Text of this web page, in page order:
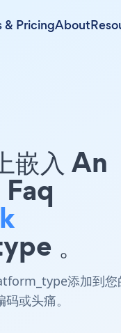
& PricingAbout
嵌入 An
。
添加到您
或头痛。